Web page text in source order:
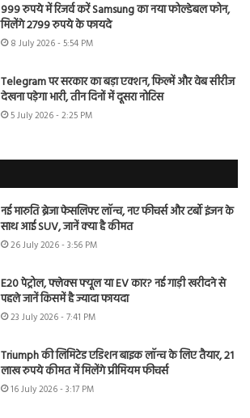
999 रुपये में रिजर्व करें Samsung का नया फोल्डेबल फोन,
मिलेंगे 2799 रुपये के फायदे
8 July 2026 - 5:54 PM
Telegram पर सरकार का बड़ा एक्शन, फिल्में और वेब सीरीज
देखना पड़ेगा भारी, तीन दिनों में दूसरा नोटिस
5 July 2026 - 2:25 PM
नई मारुति ब्रेजा फेसलिफ्ट लॉन्च, नए फीचर्स और टर्बो इंजन के
साथ आई SUV, जानें क्या है कीमत
26 July 2026 - 3:56 PM
E20 पेट्रोल, फ्लेक्स फ्यूल या EV कार? नई गाड़ी खरीदने से
पहले जानें किसमें है ज्यादा फायदा
23 July 2026 - 7:41 PM
Triumph की लिमिटेड एडिशन बाइक लॉन्च के लिए तैयार, 21
लाख रुपये कीमत में मिलेंगे प्रीमियम फीचर्स
16 July 2026 - 3:17 PM